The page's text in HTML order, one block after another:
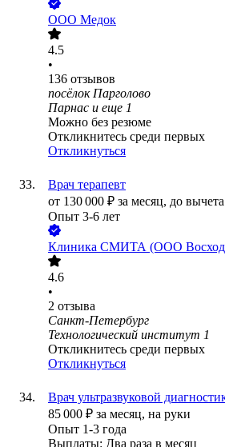
ООО Медок
4.5
•
136 отзывов
посёлок Парголово
Парнас и еще 1
Можно без резюме
Откликнитесь среди первых
Откликнуться
Врач терапевт
от 130 000 ₽ за месяц, до
Опыт 3-6 лет
Клиника СМИТА (ООО
4.6
•
2 отзыва
Санкт-Петербург
Технологический институт 1
Откликнитесь среди первых
Откликнуться
Врач ультразвуковой
85 000 ₽ за месяц, на руки
Опыт 1-3 года
Выплаты: Два раза в месяц